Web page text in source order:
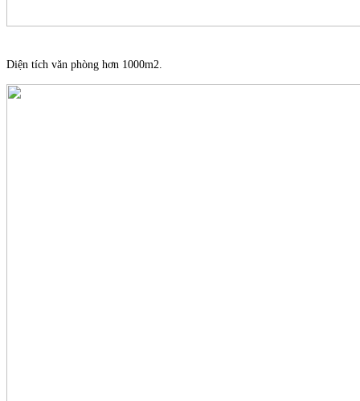
Diện tích văn phòng hơn 1000m2.